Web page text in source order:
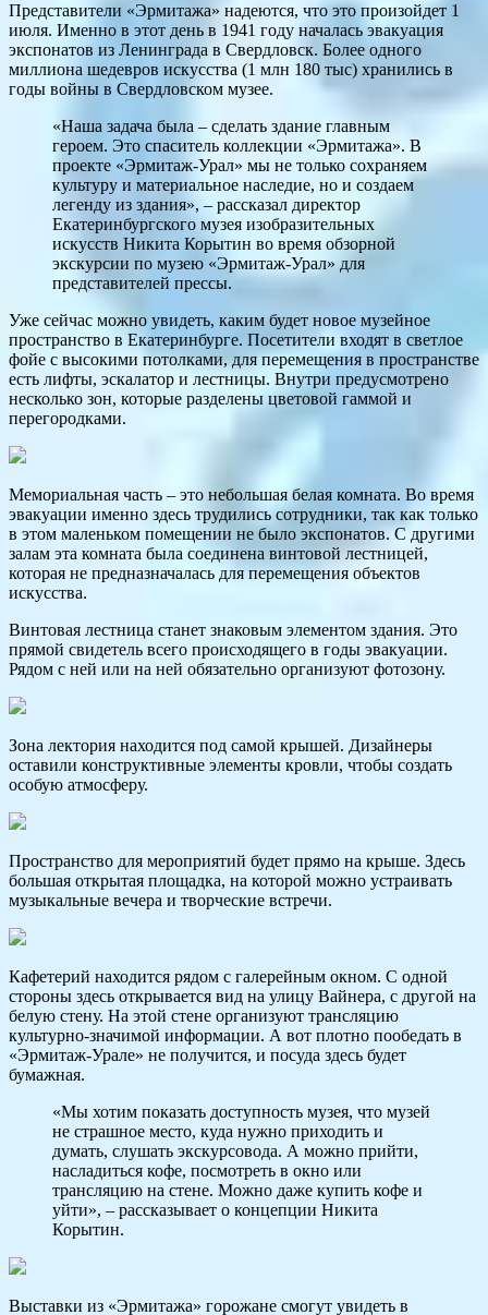
Представители «Эрмитажа» надеются, что это произойдет 1
июля. Именно в этот день в 1941 году началась эвакуация
экспонатов из Ленинграда в Свердловск. Более одного
миллиона шедевров искусства (1 млн 180 тыс) хранились в
годы войны в Свердловском музее.
«Наша задача была – сделать здание главным
героем. Это спаситель коллекции «Эрмитажа». В
проекте «Эрмитаж-Урал» мы не только сохраняем
культуру и материальное наследие, но и создаем
легенду из здания», – рассказал директор
Екатеринбургского музея изобразительных
искусств Никита Корытин во время обзорной
экскурсии по музею «Эрмитаж-Урал» для
представителей прессы.
Уже сейчас можно увидеть, каким будет новое музейное
пространство в Екатеринбурге. Посетители входят в светлое
фойе с высокими потолками, для перемещения в пространстве
есть лифты, эскалатор и лестницы. Внутри предусмотрено
несколько зон, которые разделены цветовой гаммой и
перегородками.
Мемориальная часть – это небольшая белая комната. Во время
эвакуации именно здесь трудились сотрудники, так как только
в этом маленьком помещении не было экспонатов. С другими
залам эта комната была соединена винтовой лестницей,
которая не предназначалась для перемещения объектов
искусства.
Винтовая лестница станет знаковым элементом здания. Это
прямой свидетель всего происходящего в годы эвакуации.
Рядом с ней или на ней обязательно организуют фотозону.
Зона лектория находится под самой крышей. Дизайнеры
оставили конструктивные элементы кровли, чтобы создать
особую атмосферу.
Пространство для мероприятий будет прямо на крыше. Здесь
большая открытая площадка, на которой можно устраивать
музыкальные вечера и творческие встречи.
Кафетерий находится рядом с галерейным окном. С одной
стороны здесь открывается вид на улицу Вайнера, с другой на
белую стену. На этой стене организуют трансляцию
культурно-значимой информации. А вот плотно пообедать в
«Эрмитаж-Урале» не получится, и посуда здесь будет
бумажная.
«Мы хотим показать доступность музея, что музей
не страшное место, куда нужно приходить и
думать, слушать экскурсовода. А можно прийти,
насладиться кофе, посмотреть в окно или
трансляцию на стене. Можно даже купить кофе и
уйти», – рассказывает о концепции Никита
Корытин.
Выставки из «Эрмитажа» горожане смогут увидеть в